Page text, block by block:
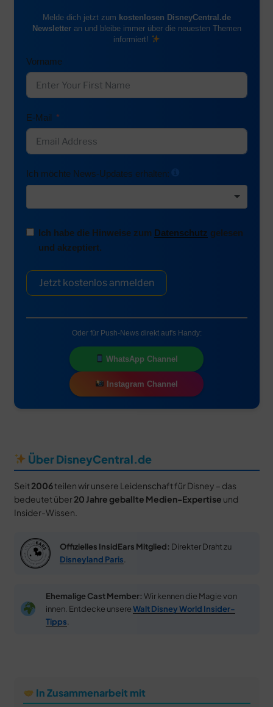
Melde dich jetzt zum kostenlosen DisneyCentral.de
Newsletteran und bleibe immer über die neuesten Themen
informiert!
Vorname
E-Mail
Ich möchte News-Updates erhalten:
Ich habe die Hinweise zum Datenschutz gelesen
und akzeptiert.
Jetzt kostenlos anmelden
Oder für Push-News direkt auf's Handy:
WhatsApp Channel
Instagram Channel
Über DisneyCentral.de
Seit 2006teilen wir unsere Leidenschaft für Disney – das
bedeutet über 20 Jahre geballte Medien-Expertise und
Insider-Wissen.
Offizielles InsidEars Mitglied: Direkter Draht zu
Disneyland Paris
Ehemalige Cast Member: Wir kennen die Magie von
innen. Entdecke unsereWalt Disney World Insider-
Tipps
In Zusammenarbeit mit